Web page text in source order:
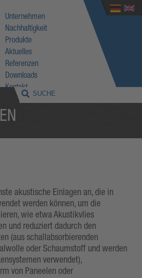
Unternehmen
Nachhaltigkeit
Produkte
Aktuelles
Referenzen
Downloads
Kontakt
akustische Einlagen an, die in
werden können, um die
wie etwa Akustikvlies
und reduziert dadurch den
(aus schallabsorbierenden
oder Schaumstoff und werden
verwendet),
von Paneelen oder